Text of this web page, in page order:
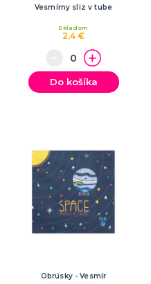
Vesmírny sliz v tube
2,4 €
Skladom
Do košíka
Obrúsky - Vesmír